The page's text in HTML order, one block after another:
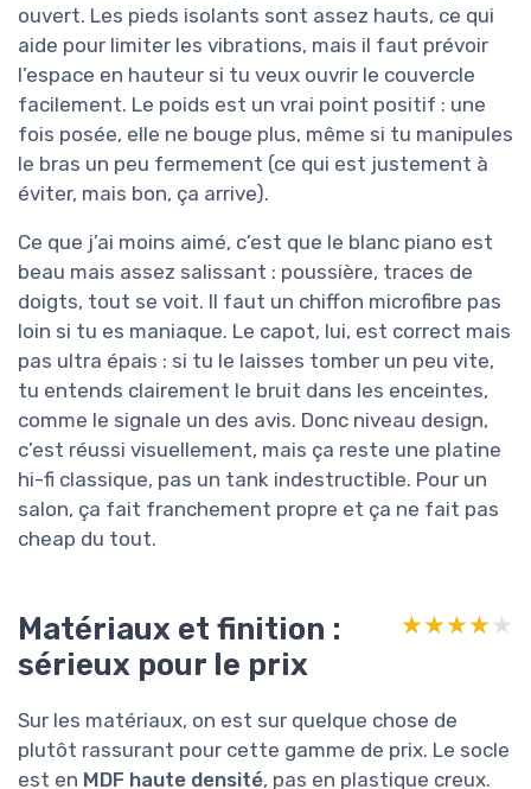
ouvert. Les pieds isolants sont assez hauts, ce qui
aide pour limiter les vibrations, mais il faut prévoir
l’espace en hauteur si tu veux ouvrir le couvercle
facilement. Le poids est un vrai point positif : une
fois posée, elle ne bouge plus, même si tu manipules
le bras un peu fermement (ce qui est justement à
éviter, mais bon, ça arrive).
Ce que j’ai moins aimé, c’est que le blanc piano est
beau mais assez salissant : poussière, traces de
doigts, tout se voit. Il faut un chiffon microfibre pas
loin si tu es maniaque. Le capot, lui, est correct mais
pas ultra épais : si tu le laisses tomber un peu vite,
tu entends clairement le bruit dans les enceintes,
comme le signale un des avis. Donc niveau design,
c’est réussi visuellement, mais ça reste une platine
hi-fi classique, pas un tank indestructible. Pour un
salon, ça fait franchement propre et ça ne fait pas
cheap du tout.
Matériaux et finition :
sérieux pour le prix
★★★★★
★★★★★
Sur les matériaux, on est sur quelque chose de
plutôt rassurant pour cette gamme de prix. Le socle
est en MDF haute densité, pas en plastique creux.